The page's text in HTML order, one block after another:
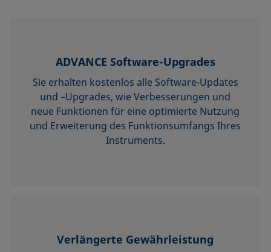
ADVANCE Software-Upgrades
Sie erhalten kostenlos alle Software-Updates
und –Upgrades, wie Verbesserungen und
neue Funktionen für eine optimierte Nutzung
und Erweiterung des Funktionsumfangs Ihres
Instruments.
Verlängerte Gewährleistung